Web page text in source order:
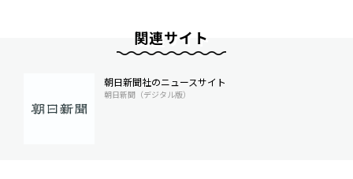
関連サイト
朝日新聞社のニュースサイト
朝日新聞（デジタル版）